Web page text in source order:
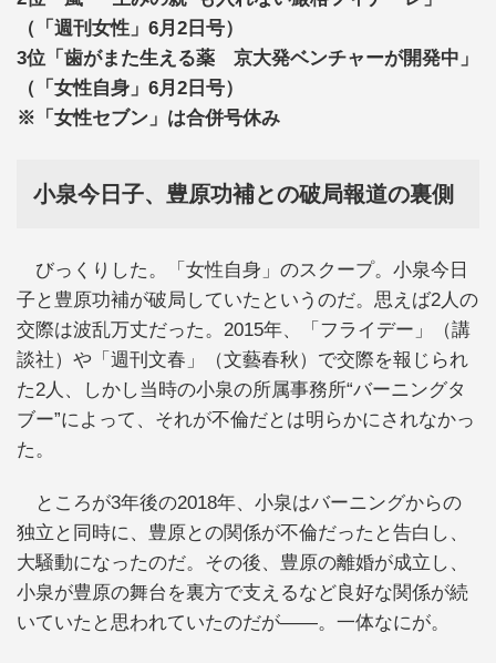
（「週刊女性」6月2日号）
3位「歯がまた生える薬 京大発ベンチャーが開発中」
（「女性自身」6月2日号）
※「女性セブン」は合併号休み
小泉今日子、豊原功補との破局報道の裏側
びっくりした。「女性自身」のスクープ。小泉今日
子と豊原功補が破局していたというのだ。思えば2人の
交際は波乱万丈だった。2015年、「フライデー」（講
談社）や「週刊文春」（文藝春秋）で交際を報じられ
た2人、しかし当時の小泉の所属事務所“バーニングタ
ブー”によって、それが不倫だとは明らかにされなかっ
た。
ところが3年後の2018年、小泉はバーニングからの
独立と同時に、豊原との関係が不倫だったと告白し、
大騒動になったのだ。その後、豊原の離婚が成立し、
小泉が豊原の舞台を裏方で支えるなど良好な関係が続
いていたと思われていたのだが――。一体なにが。